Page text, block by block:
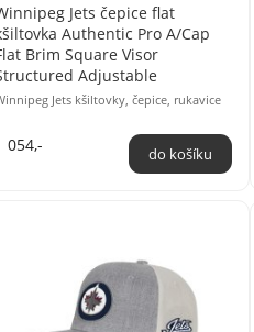
Jets čepice flat
Authentic Pro A/Cap
Brim Square Visor
Adjustable
Jets kšiltovky, čepice, rukavice
054,-